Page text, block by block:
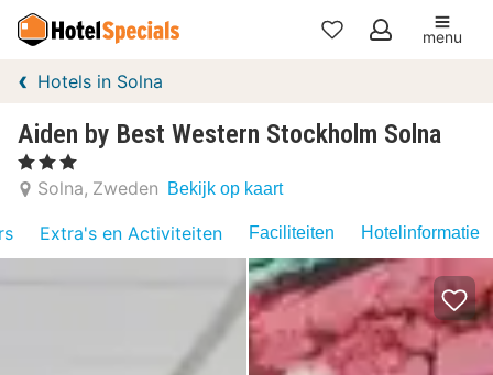
Mijn
menu
Hotels in Solna
Aiden by Best Western Stockholm Solna
, 3 Sterren
Solna Zweden Bekijk op kaart
Extra's en Activiteiten Faciliteiten Hotelinformatie